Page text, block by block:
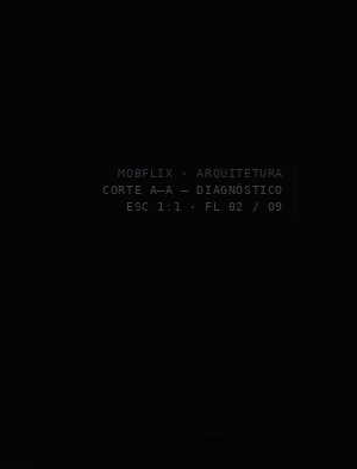
MOBFLIX · ARQUITETURA
CORTE A–A — DIAGNÓSTICO
ESC 1:1 · FL 02 / 09